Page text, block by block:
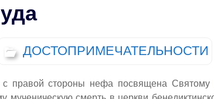
ДОСТОПРИМЕЧАТЕЛЬНОСТИ
с правой стороны нефа посвящена Святому